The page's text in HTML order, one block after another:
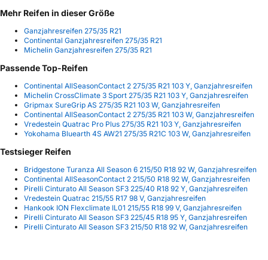
Mehr Reifen in dieser Größe
Ganzjahresreifen 275/35 R21
Continental Ganzjahresreifen 275/35 R21
Michelin Ganzjahresreifen 275/35 R21
Passende Top-Reifen
Continental AllSeasonContact 2 275/35 R21 103 Y, Ganzjahresreifen
Michelin CrossClimate 3 Sport 275/35 R21 103 Y, Ganzjahresreifen
Gripmax SureGrip AS 275/35 R21 103 W, Ganzjahresreifen
Continental AllSeasonContact 2 275/35 R21 103 W, Ganzjahresreifen
Vredestein Quatrac Pro Plus 275/35 R21 103 Y, Ganzjahresreifen
Yokohama Bluearth 4S AW21 275/35 R21C 103 W, Ganzjahresreifen
Testsieger Reifen
Bridgestone Turanza All Season 6 215/50 R18 92 W, Ganzjahresreifen
Continental AllSeasonContact 2 215/50 R18 92 W, Ganzjahresreifen
Pirelli Cinturato All Season SF3 225/40 R18 92 Y, Ganzjahresreifen
Vredestein Quatrac 215/55 R17 98 V, Ganzjahresreifen
Hankook ION Flexclimate IL01 215/55 R18 99 V, Ganzjahresreifen
Pirelli Cinturato All Season SF3 225/45 R18 95 Y, Ganzjahresreifen
Pirelli Cinturato All Season SF3 215/50 R18 92 W, Ganzjahresreifen